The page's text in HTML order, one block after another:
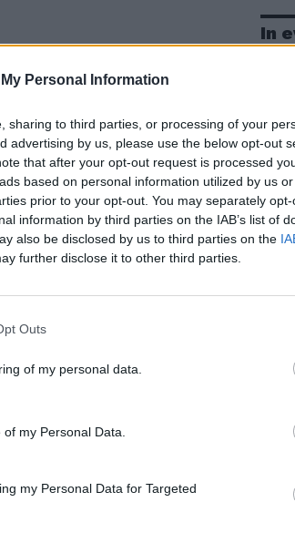
Personal Information
sharing to third parties, or processing of your
advertising by us, please use the below opt-out
that after your opt-out request is processed
based on personal information utilized by us
prior to your opt-out. You may separately
information by third parties on the IAB’s list of
also be disclosed by us to third parties on the
further disclose it to other third parties.
Outs
of my personal data.
my Personal Data.
my Personal Data for Targeted
In
Meloni e la strategia